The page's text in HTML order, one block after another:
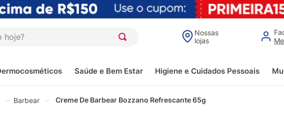
Nossas
lojas
Saúde e Bem Estar Higiene e Cuidados Pessoais
Barbear Creme De Barbear Bozzano Refrescante 65g